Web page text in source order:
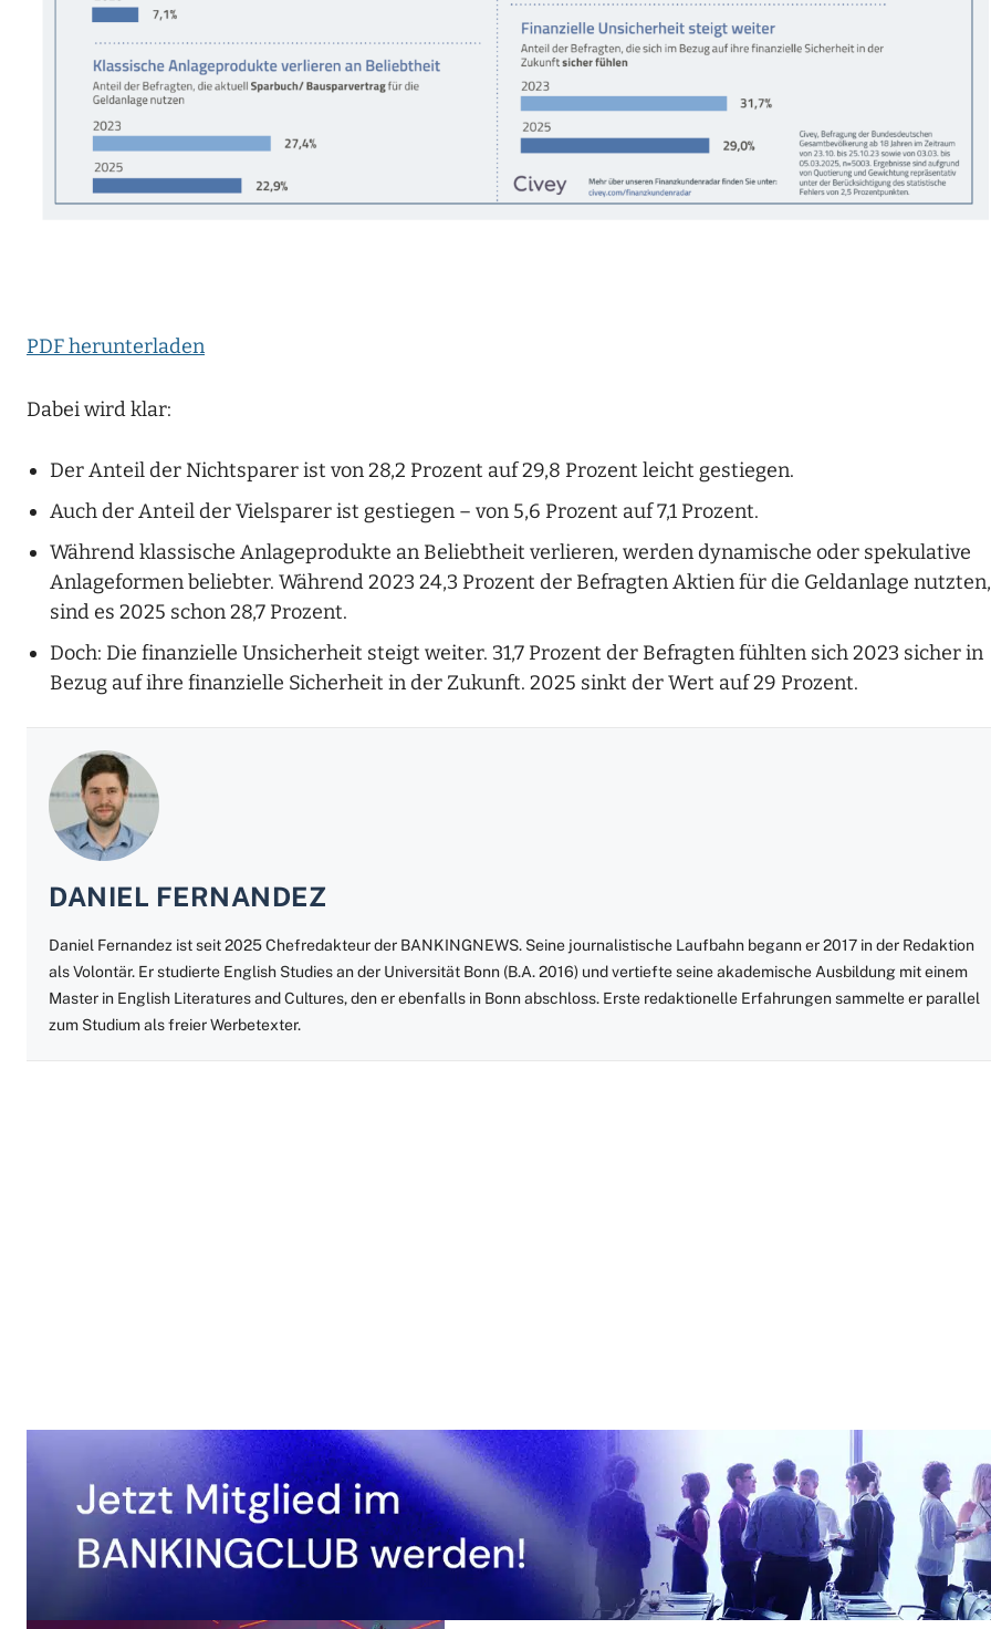
PDF herunterladen
Dabei wird klar:
Der Anteil der Nichtsparer ist von 28,2 Prozent auf 29,8 Prozent leicht gestiegen.
Auch der Anteil der Vielsparer ist gestiegen – von 5,6 Prozent auf 7,1 Prozent.
Während klassische Anlageprodukte an Beliebtheit verlieren, werden dynamische oder spekulative
Anlageformen beliebter. Während 2023 24,3 Prozent der Befragten Aktien für die Geldanlage nutzten,
sind es 2025 schon 28,7 Prozent.
Doch: Die finanzielle Unsicherheit steigt weiter. 31,7 Prozent der Befragten fühlten sich 2023 sicher in
Bezug auf ihre finanzielle Sicherheit in der Zukunft. 2025 sinkt der Wert auf 29 Prozent.
DANIEL FERNANDEZ
Daniel Fernandez ist seit 2025 Chefredakteur der BANKINGNEWS. Seine journalistische Laufbahn begann er 2017 in der Redaktion
als Volontär. Er studierte English Studies an der Universität Bonn (B.A. 2016) und vertiefte seine akademische Ausbildung mit einem
Master in English Literatures and Cultures, den er ebenfalls in Bonn abschloss. Erste redaktionelle Erfahrungen sammelte er parallel
zum Studium als freier Werbetexter.